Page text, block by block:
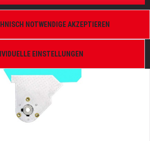
EINSTELLUNGEN
NOTWENDIGE AKZEPTIEREN